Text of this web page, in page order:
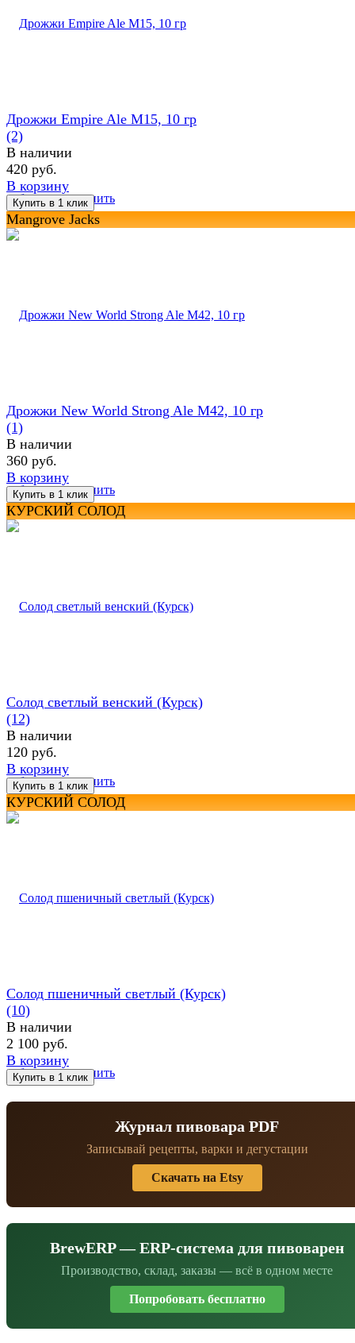
избранное сравнить
Дрожжи Empire Ale M15, 10 гр
(2)
В наличии
420 руб.
В корзину
Mangrove Jacks
избранное сравнить
Дрожжи New World Strong Ale M42, 10 гр
(1)
В наличии
360 руб.
В корзину
КУРСКИЙ СОЛОД
избранное сравнить
Солод светлый венский (Курск)
(12)
В наличии
120 руб.
В корзину
КУРСКИЙ СОЛОД
избранное сравнить
Солод пшеничный светлый (Курск)
(10)
В наличии
2 100 руб.
В корзину
Журнал пивовара PDF
Записывай рецепты, варки и дегустации
Скачать на Etsy
BrewERP — ERP-система для пивоварен
Производство, склад, заказы — всё в одном месте
Попробовать бесплатно